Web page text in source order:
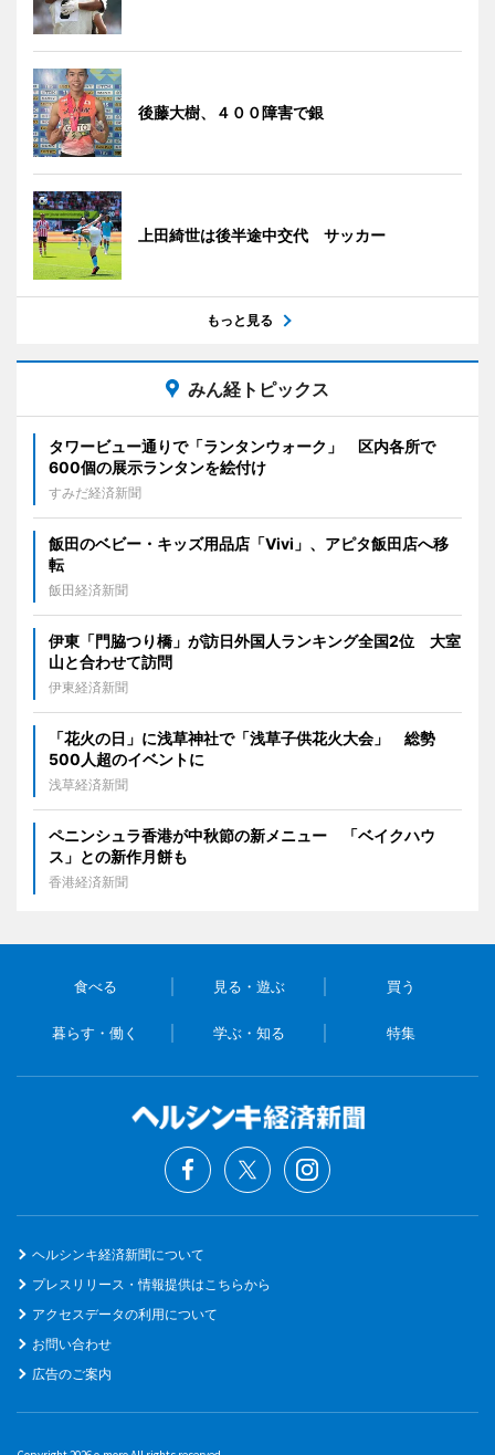
後藤大樹、４００障害で銀
上田綺世は後半途中交代 サッカー
もっと見る
みん経トピックス
タワービュー通りで「ランタンウォーク」 区内各所で
600個の展示ランタンを絵付け
すみだ経済新聞
飯田のベビー・キッズ用品店「Vivi」、アピタ飯田店へ移
転
飯田経済新聞
伊東「門脇つり橋」が訪日外国人ランキング全国2位 大室
山と合わせて訪問
伊東経済新聞
「花火の日」に浅草神社で「浅草子供花火大会」 総勢
500人超のイベントに
浅草経済新聞
ペニンシュラ香港が中秋節の新メニュー 「ベイクハウ
ス」との新作月餅も
香港経済新聞
食べる 見る・遊ぶ 買う
暮らす・働く 学ぶ・知る 特集
ヘルシンキ経済新聞について
プレスリリース・情報提供はこちらから
アクセスデータの利用について
お問い合わせ
広告のご案内